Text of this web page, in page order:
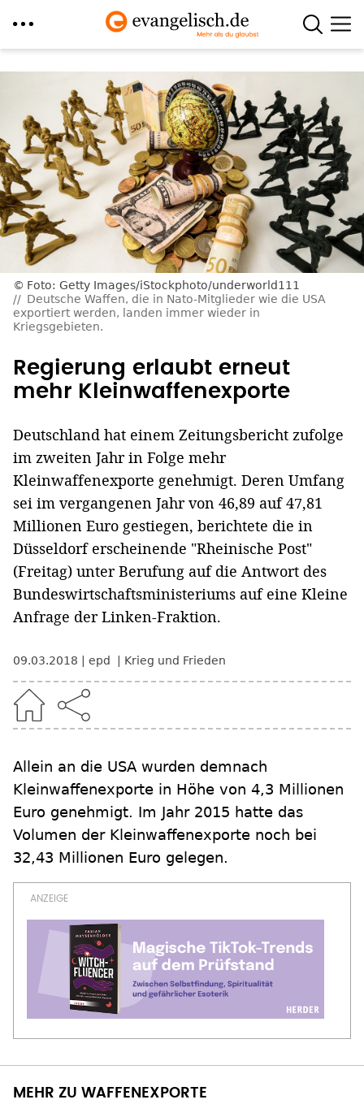
Foto: Getty Images/iStockphoto/underworld111
Deutsche Waffen, die in Nato-Mitglieder wie die USA
exportiert werden, landen immer wieder in
Kriegsgebieten.
Regierung erlaubt erneut
mehr Kleinwaffenexporte
Deutschland hat einem Zeitungsbericht zufolge
im zweiten Jahr in Folge mehr
Kleinwaffenexporte genehmigt. Deren Umfang
sei im vergangenen Jahr von 46,89 auf 47,81
Millionen Euro gestiegen, berichtete die in
Düsseldorf erscheinende "Rheinische Post"
(Freitag) unter Berufung auf die Antwort des
Bundeswirtschaftsministeriums auf eine Kleine
Anfrage der Linken-Fraktion.
09.03.2018 epd Krieg und Frieden
Allein an die USA wurden demnach
Kleinwaffenexporte in Höhe von 4,3 Millionen
Euro genehmigt. Im Jahr 2015 hatte das
Volumen der Kleinwaffenexporte noch bei
32,43 Millionen Euro gelegen.
MEHR ZU WAFFENEXPORTE